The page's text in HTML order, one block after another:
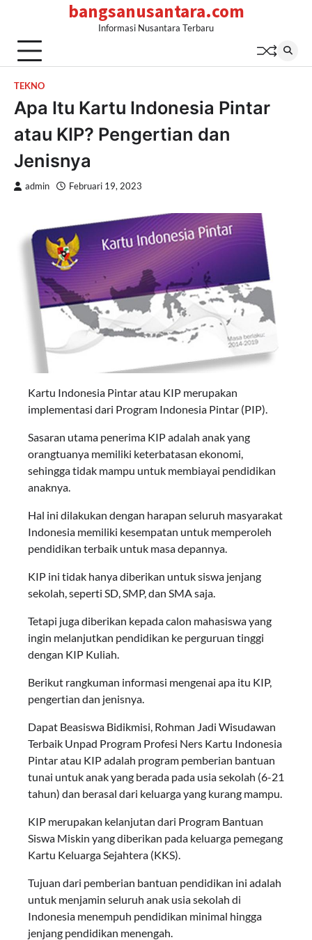
content
bangsanusantara.com
Informasi Nusantara Terbaru
TEKNO
Apa Itu Kartu Indonesia Pintar
atau KIP? Pengertian dan
Jenisnya
admin Februari 19, 2023
Kartu Indonesia Pintar atau KIP merupakan
implementasi dari Program Indonesia Pintar (PIP).
Sasaran utama penerima KIP adalah anak yang
orangtuanya memiliki keterbatasan ekonomi,
sehingga tidak mampu untuk membiayai pendidikan
anaknya.
Hal ini dilakukan dengan harapan seluruh masyarakat
Indonesia memiliki kesempatan untuk memperoleh
pendidikan terbaik untuk masa depannya.
KIP ini tidak hanya diberikan untuk siswa jenjang
sekolah, seperti SD, SMP, dan SMA saja.
Tetapi juga diberikan kepada calon mahasiswa yang
ingin melanjutkan pendidikan ke perguruan tinggi
dengan KIP Kuliah.
Berikut rangkuman informasi mengenai apa itu KIP,
pengertian dan jenisnya.
Dapat Beasiswa Bidikmisi, Rohman Jadi Wisudawan
Terbaik Unpad Program Profesi Ners Kartu Indonesia
Pintar atau KIP adalah program pemberian bantuan
tunai untuk anak yang berada pada usia sekolah (6-21
tahun) dan berasal dari keluarga yang kurang mampu.
KIP merupakan kelanjutan dari Program Bantuan
Siswa Miskin yang diberikan pada keluarga pemegang
Kartu Keluarga Sejahtera (KKS).
Tujuan dari pemberian bantuan pendidikan ini adalah
untuk menjamin seluruh anak usia sekolah di
Indonesia menempuh pendidikan minimal hingga
jenjang pendidikan menengah.